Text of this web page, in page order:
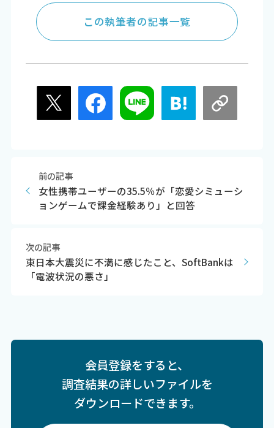
この執筆者の記事一覧
前の記事
女性携帯ユーザーの35.5％が「恋愛シミューシ
ョンゲームで課金経験あり」と回答
次の記事
東日本大震災に不満に感じたこと、SoftBankは
「電波状況の悪さ」
会員登録をすると、
調査結果の詳しいファイルを
ダウンロードできます。